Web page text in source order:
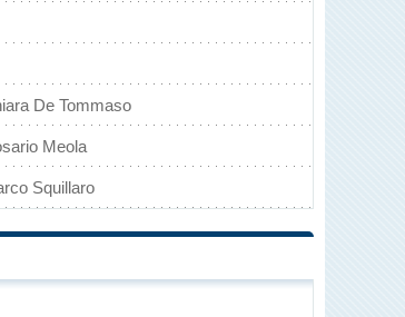
De Tommaso
Meola
Squillaro